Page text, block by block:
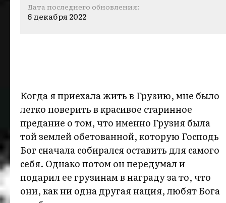
Дата последнего обновления:
6 декабря 2022
Когда я приехала жить в Грузию, мне было
легко поверить в красивое старинное
предание о том, что именно Грузия была
той землей обетованной, которую Господь
Бог сначала собирался оставить для самого
себя. Однако потом он передумал и
подарил ее грузинам в награду за то, что
они, как ни одна другая нация, любят Бога